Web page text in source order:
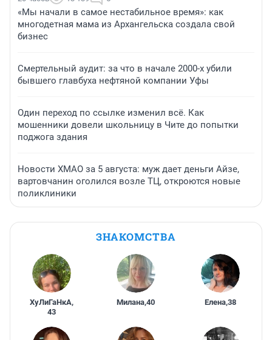
«Мы начали в самое нестабильное время»: как
многодетная мама из Архангельска создала свой
бизнес
Смертельный аудит: за что в начале 2000-х убили
бывшего главбуха нефтяной компании Уфы
Один переход по ссылке изменил всё. Как
мошенники довели школьницу в Чите до попытки
поджога здания
Новости ХМАО за 5 августа: муж дает деньги Айзе,
вартовчанин оголился возле ТЦ, откроются новые
поликлиники
ЗНАКОМСТВА
ХуЛиГаНкА,
43
Милана,40 Елена,38